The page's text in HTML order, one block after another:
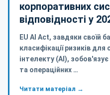
корпоративних
відповідності у
EU AI Act, завдяки своїй
класифікації ризиків
інтелекту (AI),
та операційних …
Читати матеріал →